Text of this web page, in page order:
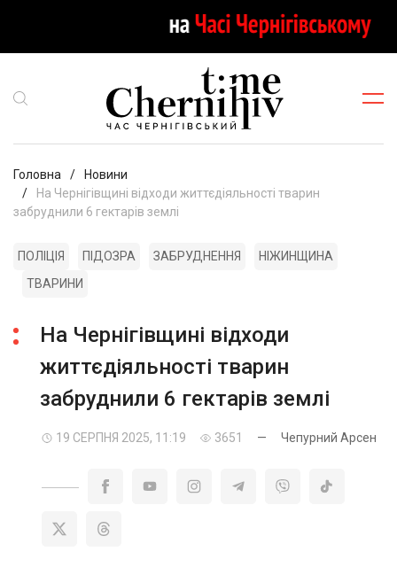
Головна
Новини
На Чернігівщині відходи життєдіяльності тварин
забруднили 6 гектарів землі
ПОЛІЦІЯ ПІДОЗРА ЗАБРУДНЕННЯ
НІЖИНЩИНА
ТВАРИНИ
На Чернігівщині відходи
життєдіяльності тварин
забруднили 6 гектарів землі
19 СЕРПНЯ 2025, 11:19 3651 — Чепурний Арсен